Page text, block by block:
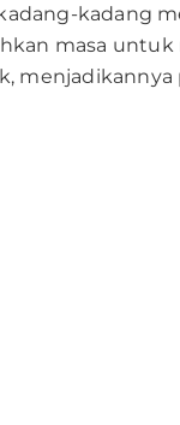
kadang
masa
menjadikannya